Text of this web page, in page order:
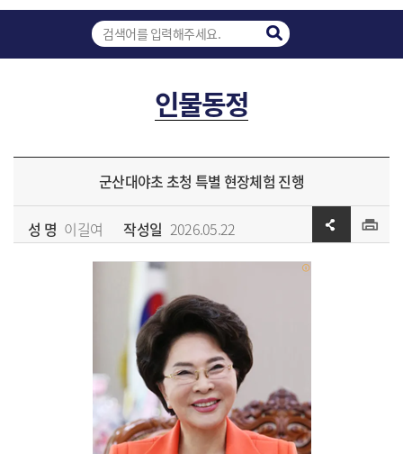
인물동정
군산대야초 초청 특별 현장체험 진행
성 명 이길여 작성일 2026.05.22